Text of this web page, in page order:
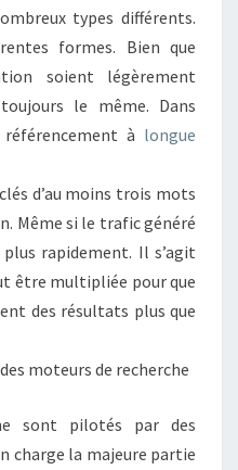
types différents.
formes. Bien que
soient légèrement
le même. Dans
à longue
d’au moins trois mots
Même si le trafic généré
rapidement. Il s’agit
être multipliée pour que
des résultats plus que
moteurs de recherche
sont pilotés par des
charge la majeure partie